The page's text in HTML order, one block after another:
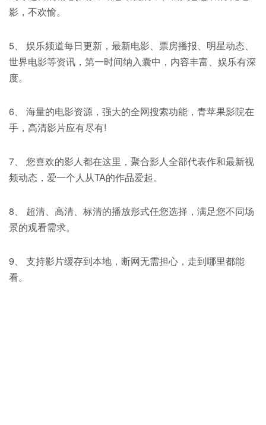
影，不欢愉。
5、 娱乐频道每日更新，最新电影、票房播报、明星动态、
世界电影等资讯，第一时间纳入囊中，内容丰富、娱乐有深
度。
6、 海量的电影资源，强大的全网搜索功能，青苹果影院在
手，高清影片应有尽有!
7、 您喜欢的影人都在这里，聚合影人全部代表作和最新视
频动态，爱一个人从TA的作品爱起。
8、 超清、高清、标清的播放形式任您选择，满足您不同场
景的观看需求。
9、 支持影片缓存到本地，断网无需担心，走到哪里都能
看。